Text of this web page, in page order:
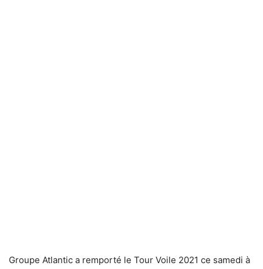
Groupe Atlantic a remporté le Tour Voile 2021 ce samedi à